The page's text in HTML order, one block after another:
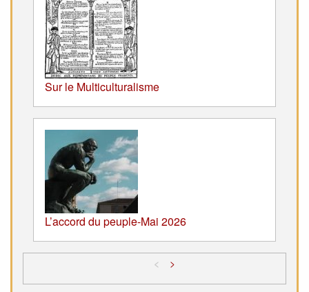
Sur le Multiculturalisme
L’accord du peuple-Mai 2026
< >